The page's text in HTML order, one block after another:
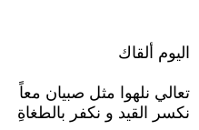
اليوم ألقاك
تعالي نلهوا مثل صبيان معاً
نكسر القيد و نكفر بالطغاةِ